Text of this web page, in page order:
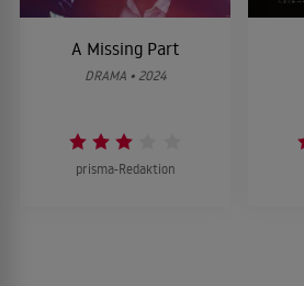
A Missing Part
DRAMA • 2024
prisma-Redaktion